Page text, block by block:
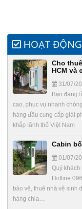
HOẠT ĐỘNG
Cho
HCM và
31/07/
Bạn đang
cao, phục vụ nhanh
hàng đầu cung cấp giải
khắp lãnh thổ Việt Nam
Cabin
01/07/
Quý khách
Hotline
bảo vệ, thuê nhà vệ sinh
hàng chia…